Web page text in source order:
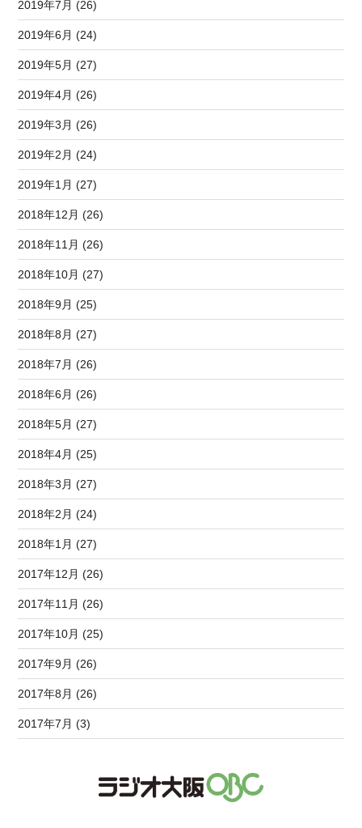
2019年7月 (26)
2019年6月 (24)
2019年5月 (27)
2019年4月 (26)
2019年3月 (26)
2019年2月 (24)
2019年1月 (27)
2018年12月 (26)
2018年11月 (26)
2018年10月 (27)
2018年9月 (25)
2018年8月 (27)
2018年7月 (26)
2018年6月 (26)
2018年5月 (27)
2018年4月 (25)
2018年3月 (27)
2018年2月 (24)
2018年1月 (27)
2017年12月 (26)
2017年11月 (26)
2017年10月 (25)
2017年9月 (26)
2017年8月 (26)
2017年7月 (3)